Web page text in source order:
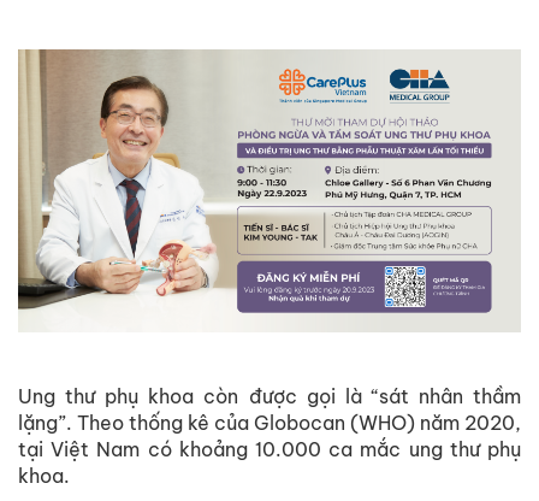
Ungthư phụ khoa còn được gọi là“sát nhân thầm
lặng”. Theo thống kê của Globocan (WHO) năm 2020,
tại Việt Nam có khoảng10.000 ca mắc ung thư phụ
khoa.